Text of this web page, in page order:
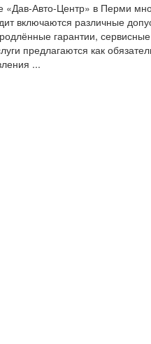
«Дав-Авто-Центр» в Перми
включаются различные
гарантии,
предлагаются как
...